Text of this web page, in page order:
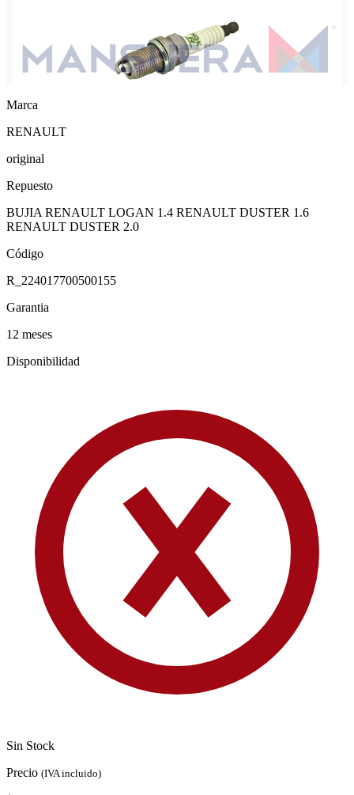
Marca
RENAULT
original
Repuesto
BUJIA RENAULT LOGAN 1.4 RENAULT DUSTER 1.6
RENAULT DUSTER 2.0
Código
R_224017700500155
Garantia
12 meses
Disponibilidad
Sin Stock
Precio (IVA incluido)